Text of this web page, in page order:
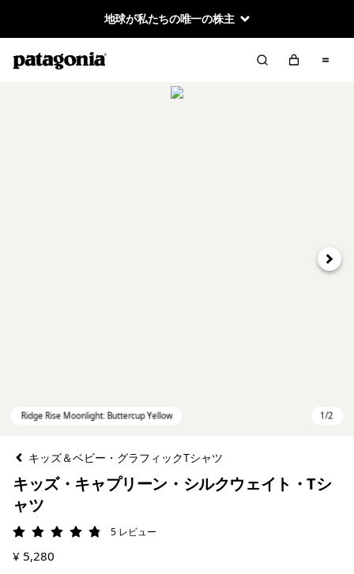
地球が私たちの唯一の株主
次へ
キッズ＆ベビー・グラフィックTシャツ
キッズ・キャプリーン・シルクウェイト・Tシ
ャツ
評価: 4.8 / 5
5 レビュー
¥ 5,280